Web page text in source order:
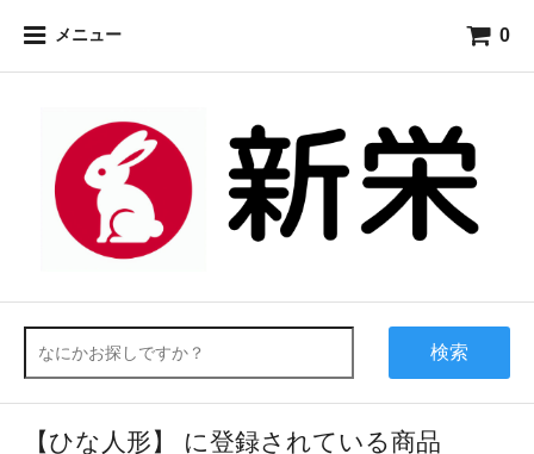
メニュー 0
検索
【ひな人形】 に登録されている商品